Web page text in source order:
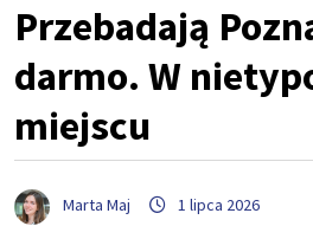
Przebadają
darmo. W
miejscu
Marta Maj 1 lipca 2026